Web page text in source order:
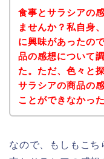
食事とサラシアの
ませんか？私自身
に興味があったの
品の感想について
た。ただ、色々と
サラシアの商品の
ことができなかっ
なので、もしもこ